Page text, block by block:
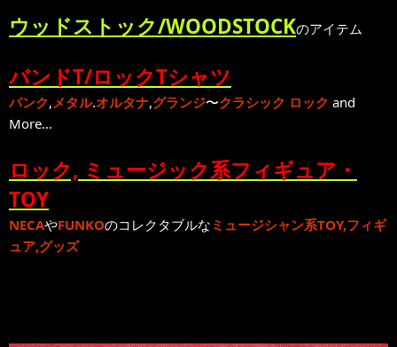
ウッドストック/WOODSTOCKのアイテム
バンドT/ロックTシャツ
パンク, メタル.オルタナ,グランジ〜クラシック ロック and
More...
ロック, ミュージック系フィギュア・
TOY
NECAやFUNKOのコレクタブルな ミュージシャン系TOY,フィギ
ュア,グッズ